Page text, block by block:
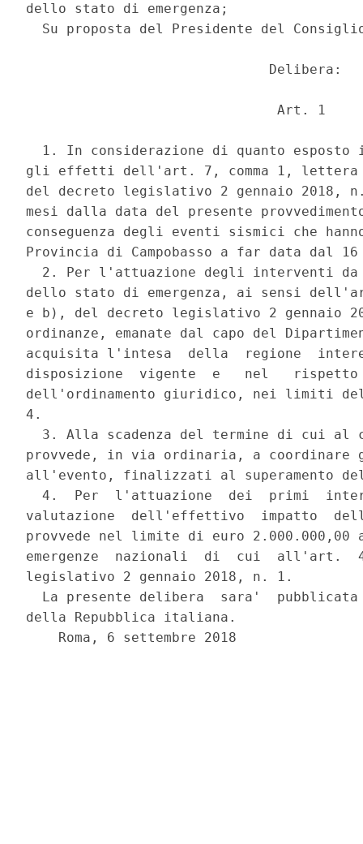
dello stato di emergenza;
Su proposta del Presidente del
                              Delibera:
                               Art. 1
1. In considerazione di quanto esposto
gli effetti dell'art. 7, comma 1, lettera
del decreto legislativo 2 gennaio
mesi dalla data del presente
conseguenza degli eventi sismici che
Provincia di Campobasso a far data dal
2. Per l'attuazione degli interventi
dello stato di emergenza, ai sensi
e b), del decreto legislativo 2 gennaio
ordinanze, emanate dal capo del
acquisita l'intesa  della  regione
disposizione  vigente  e   nel
dell'ordinamento giuridico, nei limiti
4.
3. Alla scadenza del termine di cui al
provvede, in via ordinaria, a
all'evento, finalizzati al superamento
4.  Per  l'attuazione  dei  primi
valutazione  dell'effettivo  impatto
provvede nel limite di euro
emergenze  nazionali  di  cui  all'art.
legislativo 2 gennaio 2018, n. 1.
La presente delibera  sara'
della Repubblica italiana.
    Roma, 6 settembre 2018